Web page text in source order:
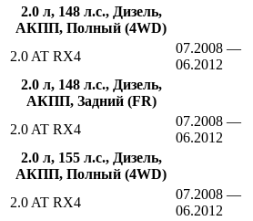
2.0 л, 148 л.с., Дизель,
АКПП, Полный (4WD)
2.0 AT RX4
07.2008 —
06.2012
2.0 л, 148 л.с., Дизель,
АКПП, Задний (FR)
2.0 AT RX4
07.2008 —
06.2012
2.0 л, 155 л.с., Дизель,
АКПП, Полный (4WD)
2.0 AT RX4
07.2008 —
06.2012